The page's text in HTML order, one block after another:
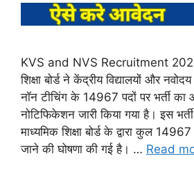
KVS and NVS Recruitment
शिक्षा बोर्ड ने केंद्रीय विद्यालयों और
नॉन टीचिंग के 14967 पदों पर भर्ती का
नोटिफिकेशन जारी किया गया है। इस
माध्यमिक शिक्षा बोर्ड के द्वारा कुल 14967
जाने की घोषणा की गई है। … Read